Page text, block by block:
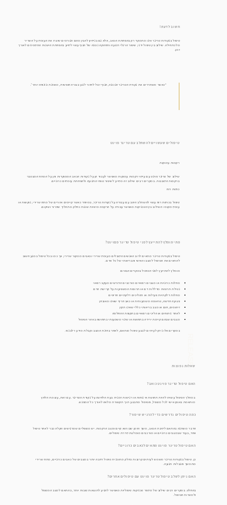
חשוב לדעת!
טיפול בנקודות טריגר אינו מתמקד רק בהפחתת הכאב, אלא גם בניסיון להבין מהם הגורמים שיצרו את העומס על השריר
מלכתחילה. שילוב בין טיפול ידני, שיפור הרגלי תנועה ותחזוקה נכונה של הגוף עשוי לסייע בהפחתת הישנות התסמינים לאורך
זמן.
"כאשר משחררים את נקודת הטריגר הנכונה, הגוף יכול לחזור לנוע בצורה חופשית, מאוזנת ונינוחה יותר״.
טיפולים שעשויים להשתלב עם טריגר פוינט
רקמות עמוקות
שילוב של טריגר פוינט עם עיסוי רקמות עמוקות מאפשר לעבוד הן על נקודות הכאב הממוקדות והן על המתח המצטבר
ברקמות הסובבות. במקרים רבים שילוב זה מסייע לשיפור טווחי התנועה ולהפחתת עומסים כרוניים.
כוסות רוח
טיפול בכוסות רוח עשוי להשתלב היטב עם עבודה על נקודות טריגר, במיוחד כאשר קיימים אזורים של מתח שרירי, נוקשות או
עומס מקומי. השילוב בין הטכניקות מאפשר עבודה על הרקמה מזוויות שונות כחלק מתהליך שחרור ושיקום.
מתי מומלץ להתייעץ לפני טיפול טריגר פםוינט?
טיפול בנקודות טריגר מתאים לרוב האנשים הסובלים מעומס שרירי וכאבים ממקור שרירי, אך כמו בכל טיפול במגע חשוב
להתאים את הטיפול למצבו האישי והבריאותי של כל אדם.
מומלץ להתייעץ לפני הטיפול במקרים הבאים:
מחלות כרוניות או מצבים רפואיים מורכבים הדורשים מעקב רפואי
נטילת תרופות מדללות דם או תרופות המשפיעות על קרישת הדם
מחלות דלקתיות פעילות או תהליכים דלקתיים חריפים
פציעה חדשה, טראומה משמעותית או כאב חריף שאינו מאובחן
זיהומים, חום או מצב בריאותי כללי שאינו תקין
לאחר ניתוחים או הליכים רפואיים בתקופת ההחלמה
מצבים שבהם קיימת ירידה בתחושה או שינוי משמעותי בתחושה באזור הטיפול
במקרים אלו ניתן לעיתים לבצע טיפול מותאם, לאחר בחינת המצב וקבלת מידע רלבנטי.
שאלות נפוצות
האם טיפול טריגר פוינט כואב?
במהלך הטיפול עשויה להיות תחושת אי נוחות או רגישות זמנית בעת הלחיצה על נקודת הטריגר. עם זאת, עוצמת הלחץ
מותאמת באופן אישי לכל מטופל, והטיפול מתבצע תוך תקשורת מלאה לאורך כל המפגש.
כמה טיפולים נדרשים כדי להרגיש שיפור?
הדבר משתנה בהתאם לסיבת הכאב, משך הזמן שבו הוא קיים ומצב הרקמות. יש מטופלים שמרגישים הקלה כבר לאחר טיפול
אחד, בעוד שבמצבים כרוניים או מורכבים מומלצת סדרת טיפולים.
האם טיפול טריגר פוינט מתאים לכאבים כרוניים?
כן. טיפול בנקודות טריגר משמש לעיתים קרובות כחלק מתוכנית טיפול רחבה יותר במצבים של כאבים כרוניים, מתח שרירי
מתמשך והגבלות תנועה.
האם ניתן לשלב טיפול טריגר פוינט עם טיפולים אחרים?
בהחלט. במקרים רבים שילוב של מספר טכניקות טיפוליות מאפשר להגיע לתוצאות טובות יותר, בהתאם למצב המטופל
ולמטרות הטיפול.